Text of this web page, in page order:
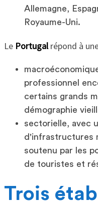
Allemagne,
Royaume-Uni.
Le Portugal répond à
professionnel
certains grands
démographie
sectorielle, avec
d'infrastructures
soutenu par les
de touristes et
Trois